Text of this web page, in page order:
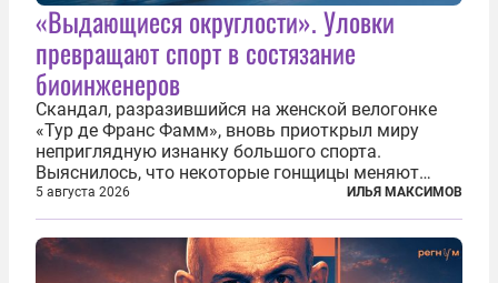
«Выдающиеся округлости». Уловки
превращают спорт в состязание
биоинженеров
Скандал, разразившийся на женской велогонке
«Тур де Франс Фамм», вновь приоткрыл миру
неприглядную изнанку большого спорта.
Выяснилось, что некоторые гонщицы меняют
размер груди ради улучшения аэродинамики. За
фасадом труда, мастерства, упорства и
благородства, которые мы привыкли
ассоциировать с...
5 августа 2026 ИЛЬЯ МАКСИМОВ